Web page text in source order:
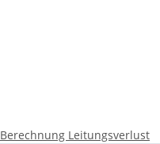
Berechnung Leitungsverlust